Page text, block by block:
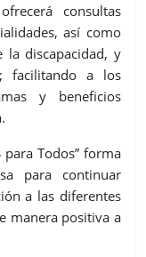
consultas
así como
la discapacidad, y
facilitando a los
y beneficios
para Todos” forma
para continuar
a las diferentes
manera positiva a